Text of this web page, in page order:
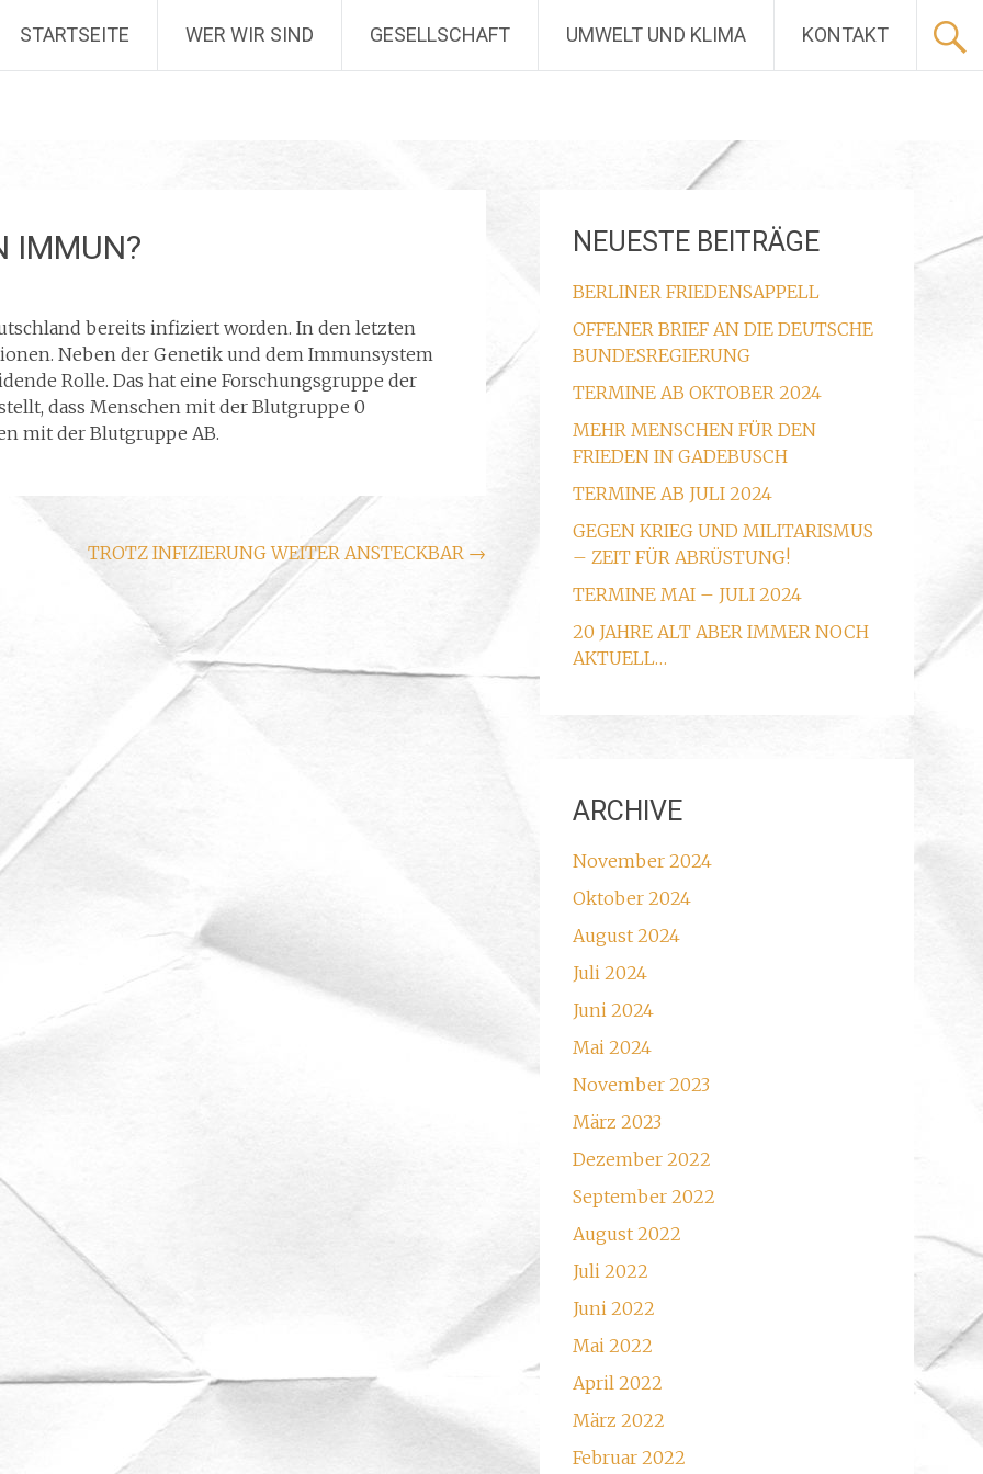
STARTSEITE WER WIR SIND GESELLSCHAFT UMWELT UND KLIMA KONTAKT
IMMUN?
bereits infiziert worden. In den letzten
Neben der Genetik und dem Immunsystem
Rolle. Das hat eine Forschungsgruppe der
dass Menschen mit der Blutgruppe 0
mit der Blutgruppe AB.
TROTZ INFIZIERUNG WEITER ANSTECKBAR →
NEUESTE BEITRÄGE
BERLINER FRIEDENSAPPELL
OFFENER BRIEF AN DIE DEUTSCHE
BUNDESREGIERUNG
TERMINE AB OKTOBER 2024
MEHR MENSCHEN FÜR DEN
FRIEDEN IN GADEBUSCH
TERMINE AB JULI 2024
GEGEN KRIEG UND MILITARISMUS
– ZEIT FÜR ABRÜSTUNG!
TERMINE MAI – JULI 2024
20 JAHRE ALT ABER IMMER NOCH
AKTUELL…
ARCHIVE
November 2024
Oktober 2024
August 2024
Juli 2024
Juni 2024
Mai 2024
November 2023
März 2023
Dezember 2022
September 2022
August 2022
Juli 2022
Juni 2022
Mai 2022
April 2022
März 2022
Februar 2022